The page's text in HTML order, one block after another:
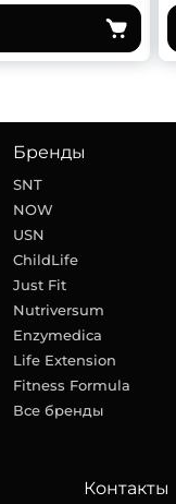
Бренды
SNT
NOW
USN
ChildLife
Just Fit
Nutriversum
Enzymedica
Life Extension
Fitness Formula
Все бренды
Контакты